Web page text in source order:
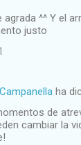
agrada ^^ Y el
justo
ha
de
cambiar la